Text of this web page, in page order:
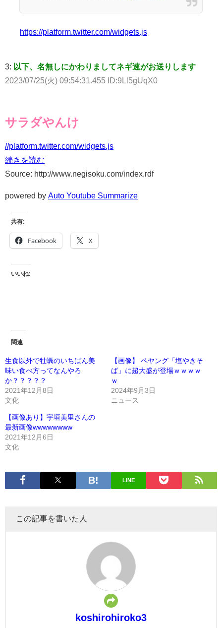
https://platform.twitter.com/widgets.js
3: 以下、名無しにかわりましてネギ速がお送りします
2023/07/25(火) 09:54:31.455 ID:9Ll5gUqX0
サラダやんけ
//platform.twitter.com/widgets.js
続きを読む
Source: http://www.negisoku.com/index.rdf
powered by Auto Youtube Summarize
共有:
Facebook X
いいね:
関連
生食以外で牡蠣のいちばん美
味い食べ方ってなんやろ
か？？？？？
2021年12月8日
文化
【画像】 ペヤング「塩やきそ
ば」に超大盛が登場ｗｗｗｗ
ｗ
2024年9月3日
ニュース
【画像あり】宇垣美里さんの
最新画像wwwwwwww
2021年12月6日
文化
LINE
この記事を書いた人
koshirohiroko3